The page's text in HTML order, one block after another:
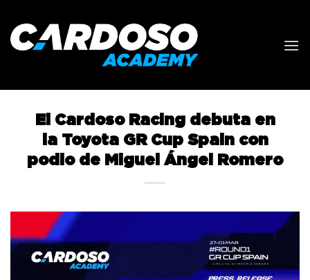
contenido
El Cardoso Racing debuta en
la Toyota GR Cup Spain con
podio de Miguel Ángel Romero